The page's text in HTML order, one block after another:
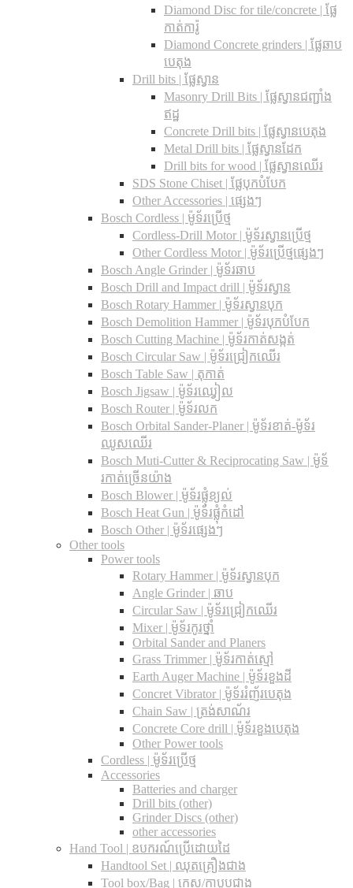
Diamond Disc for tile/concrete​ | ផ្លែ
កាត់ការ៉ូ
Diamond Concrete grinders | ផ្លែឆាប
បេតុង
Drill bits |​ ផ្លែស្វាន
Masonry Drill Bits |​ ផ្លែស្វានជញ្ជាំង
ឥដ្ឋ
Concrete Drill bits |​ ផ្លែស្វានបេតុង
Metal Drill bits |​ ផ្លែស្វានដែក
Drill bits for wood |​ ផ្លែស្វានឈើរ
SDS Stone Chiset |​ ផ្លែបុកបំបែក
Other Accessories | ផ្សេងៗ
Bosch Cordless | ម៉ូទ័រប្រើថ្ម
Cordless-Drill Motor | ម៉ូទ័រស្វានប្រើថ្ម
Other Cordless Motor | ម៉ូទ័រប្រើថ្មផ្សេងៗ
Bosch Angle Grinder | ម៉ូទ័រឆាប
Bosch Drill and Impact drill | ម៉ូទ័រស្វាន
Bosch Rotary Hammer | ម៉ូទ័រស្វានបុក
Bosch Demolition Hammer | ម៉ូទ័របុកបំបែក
Bosch Cutting Machine | ម៉ូទ័រកាត់សង្កត់
Bosch Circular Saw | ម៉ូទ័រជ្រៀកឈើរ
Bosch Table Saw | តុកាត់
Bosch Jigsaw | ម៉ូទ័រឈ្វៀល
Bosch Router | ម៉ូទ័រលក
Bosch Orbital Sander-Planer​ | ម៉ូទ័រខាត់-ម៉ូទ័រ
ឈូសឈើរ
Bosch Muti-Cutter & Reciprocating Saw​ | ម៉ូទ័
រកាត់ច្រើនយ៉ាង
Bosch Blower | ម៉ូទ័រផ្លុំខ្យល់
Bosch Heat Gun | ម៉ូទ័រផ្លុំកំដៅ
Bosch Other | ម៉ូទ័រផ្សេងៗ
Other tools
Power tools
Rotary Hammer | ម៉ូទ័រស្វានបុក
Angle Grinder | ឆាប
Circular Saw​ | ម៉ូទ័រជ្រៀកឈើរ
Mixer | ម៉ូទ័រកូរថ្នាំ
Orbital Sander and Planers
Grass Trimmer | ម៉ូទ័រកាត់ស្មៅ
Earth Auger Machine | ម៉ូទ័រខួងដី
Concret Vibrator | ម៉ូទ័ររំញ័របេតុង
Chain Saw | ត្រង់សាណ័រ
Concrete Core drill | ម៉ូទ័រខួងបេតុង
Other Power tools
Cordless​ | ម៉ូទ័រប្រើថ្ម
Accessories
Batteries and charger
Drill bits (other)
Grinder Discs (other)
other accessories
Hand Tool | ឧបករណ៍ប្រើដោយដៃ
Handtool Set | ឈុតគ្រឿងជាង
Tool box/Bag | កេស/កាបូបជាង